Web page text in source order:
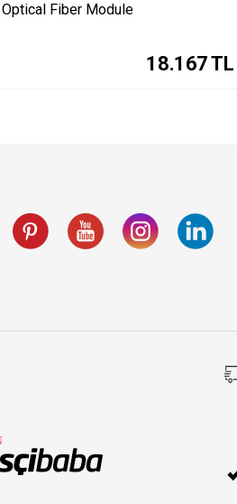
Fiber Module
18.167TL